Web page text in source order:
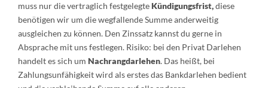
muss nur die vertraglich festgelegteKündigungsfrist,diese
benötigen wir um die wegfallende Summe anderweitig
ausgleichen zu können. Den Zinssatz kannst du gerne in
Absprache mit uns festlegen. Risiko: bei den Privat Darlehen
handelt es sich um Nachrangdarlehen. Das heißt, bei
Zahlungsunfähigkeit wird als erstes das Bankdarlehen bedient